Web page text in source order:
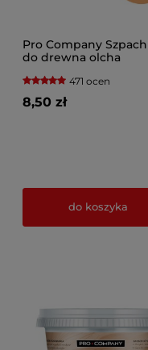
Pro Company
do drewna olcha
471 ocen
8,50 zł
do koszyka